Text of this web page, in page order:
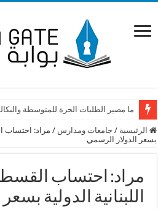
ما مصير الطلبات الحرة للمتوسطة
ليفرح الأطفالُ بحكاية نجاة بيروت من
الرئيسية / جامعات ومدارس / مراد: احتساب
بسعر الدولار الرسمي
مراد: احتساب
اللبنانية الدولية بسعر